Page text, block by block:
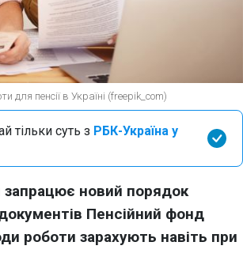
для пенсії в Україні (freepik_com)
тільки суть з РБК-Україна у
запрацює новий порядок
Пенсійний фонд
роботи зарахують навіть при